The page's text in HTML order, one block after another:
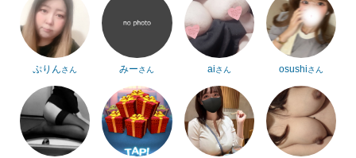
ぷりんさん みーさん aiさん osushiさん